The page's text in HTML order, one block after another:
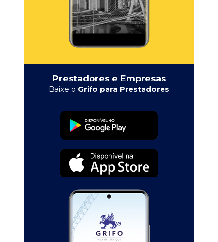
Prestadores e Empresas
Baixe o Grifo para Prestadores